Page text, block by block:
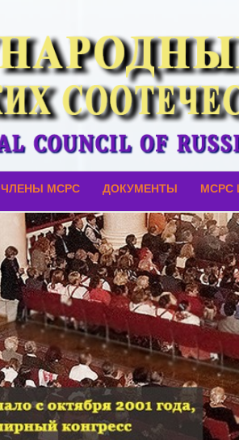
ЧЛЕНЫ МСРС ДОКУМЕНТЫ МСРС